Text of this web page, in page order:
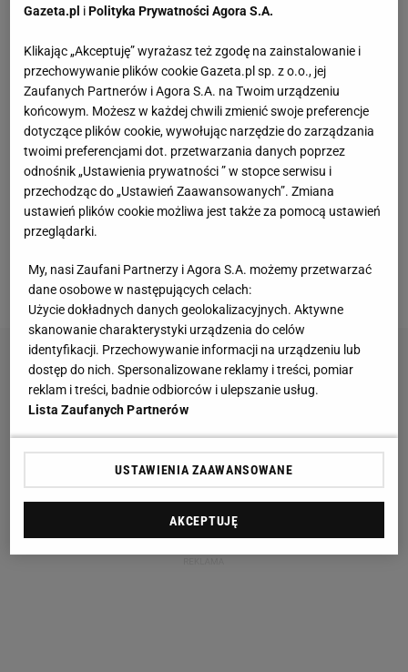
Jean Tigana (Francja)
Fulham
awansował do Premier League, z
Besiktasem zdobył PucharTurcji. Od kilku lat nie
pracuje, prowadzi winnicę.
Roberto Mancini (Włochy)
Przez siedem lat pracy z Fiorentiną, Lazio iInterem
trzy razy zdobywał mistrzostwo, cztery razy Puchar
Włoch. Kilka miesięcy temu odrzucił ofertę Zenitu St
Petersburg.
Gazeta.pl iPolityka Prywatności Agora S.A.
Klikając „Akceptuję” wyrażasz też zgodę na zainstalowanie i
przechowywanie plików cookie Gazeta.pl sp. z o.o., jej
Zaufanych Partnerów i Agora S.A. na Twoim urządzeniu
końcowym. Możesz w każdej chwili zmienić swoje preferencje
dotyczące plików cookie, wywołując narzędzie do zarządzania
twoimi preferencjami dot. przetwarzania danych poprzez
odnośnik „Ustawienia prywatności ” w stopce serwisu i
przechodząc do „Ustawień Zaawansowanych”. Zmiana
ustawień plików cookie możliwa jest także za pomocą ustawień
przeglądarki.
My, nasi Zaufani Partnerzy i Agora S.A. możemy przetwarzać
dane osobowe w następujących celach:
Użycie dokładnych danych geolokalizacyjnych. Aktywne
skanowanie charakterystyki urządzenia do celów
identyfikacji. Przechowywanie informacji na urządzeniu lub
dostęp do nich. Spersonalizowane reklamy i treści, pomiar
reklam i treści, badnie odbiorców i ulepszanie usług.
Lista Zaufanych Partnerów
USTAWIENIA ZAAWANSOWANE
AKCEPTUJĘ